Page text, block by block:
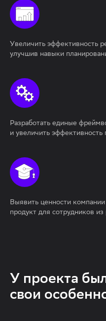
Увеличить эффективность
улучшив навыки
Разработать единые
и увеличить эффективность
Выявить ценности
продукт для сотрудников
У проекта
свои